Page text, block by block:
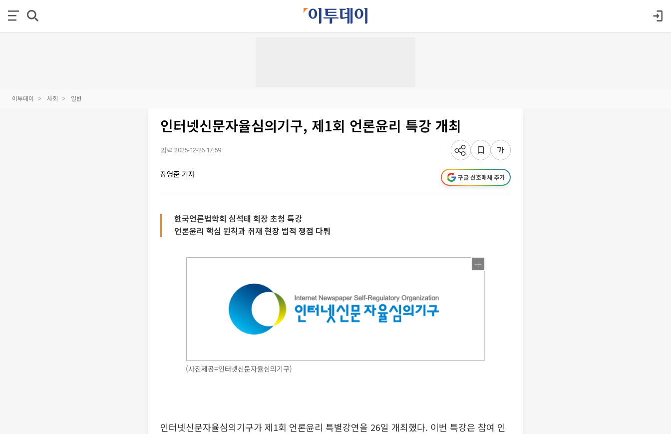
이투데이 사회 일반
인터넷신문자율심의기구, 제1회 언론윤리 특강 개최
입력 2025-12-26 17:59
장영준 기자 구글 선호매체 추가
한국언론법학회 심석태 회장 초청 특강
언론윤리 핵심 원칙과 취재 현장 법적 쟁점 다뤄
(사진제공=인터넷신문자율심의기구)
인터넷신문자율심의기구가 제1회 언론윤리 특별강연을 26일 개최했다. 이번 특강은 참여 인